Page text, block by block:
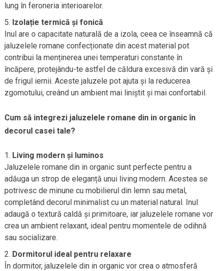
lung în feroneria interioarelor.
Izolație termică și fonică
Inul are o capacitate naturală de a izola, ceea ce înseamnă că
jaluzelele romane confecționate din acest material pot
contribui la menținerea unei temperaturi constante în
încăpere, protejându-te astfel de căldura excesivă din vară și
de frigul iernii. Aceste jaluzele pot ajuta și la reducerea
zgomotului, creând un ambient mai liniștit și mai confortabil.
Cum să integrezi jaluzelele romane din in organic în
decorul casei tale?
Living modern și luminos
Jaluzelele romane din in organic sunt perfecte pentru a
adăuga un strop de eleganță unui living modern. Acestea se
potrivesc de minune cu mobilierul din lemn sau metal,
completând decorul minimalist cu un material natural. Inul
adaugă o textură caldă și primitoare, iar jaluzelele romane vor
crea un ambient relaxant, ideal pentru momentele de odihnă
sau socializare.
Dormitorul ideal pentru relaxare
În dormitor, jaluzelele din in organic vor crea o atmosferă